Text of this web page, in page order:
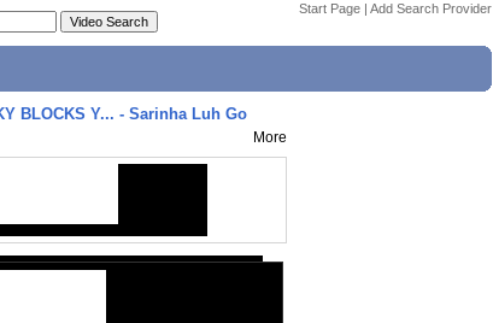
Start Page | Add Search Provider
BLOCKS Y... - Sarinha Luh Go
More